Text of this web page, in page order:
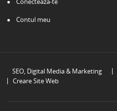
Contul meu
SEO, Digital Media & Marketing ,
Creare Site Web